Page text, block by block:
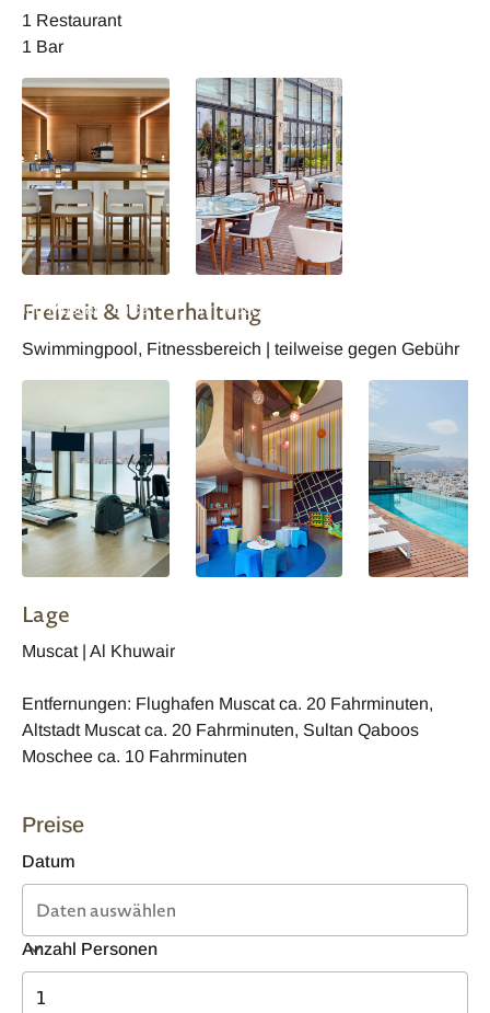
1 Restaurant
1 Bar
Inn Muscat - Juice
Inn Muscat -
Restaurant
Freizeit & Unterhaltung
Swimmingpool, Fitnessbereich | teilweise gegen Gebühr
Lage
Muscat | Al Khuwair
Entfernungen: Flughafen Muscat ca. 20 Fahrminuten,
Altstadt Muscat ca. 20 Fahrminuten, Sultan Qaboos
Moschee ca. 10 Fahrminuten
Preise
Datum
Anzahl Personen